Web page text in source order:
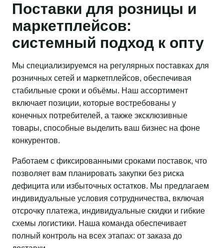
Поставки для розницы и
маркетплейсов:
системный подход к опту
Мы специализируемся на регулярных поставках для
розничных сетей и маркетплейсов, обеспечивая
стабильные сроки и объёмы. Наш ассортимент
включает позиции, которые востребованы у
конечных потребителей, а также эксклюзивные
товары, способные выделить ваш бизнес на фоне
конкурентов.
Работаем с фиксированными сроками поставок, что
позволяет вам планировать закупки без риска
дефицита или избыточных остатков. Мы предлагаем
индивидуальные условия сотрудничества, включая
отсрочку платежа, индивидуальные скидки и гибкие
схемы логистики. Наша команда обеспечивает
полный контроль на всех этапах: от заказа до